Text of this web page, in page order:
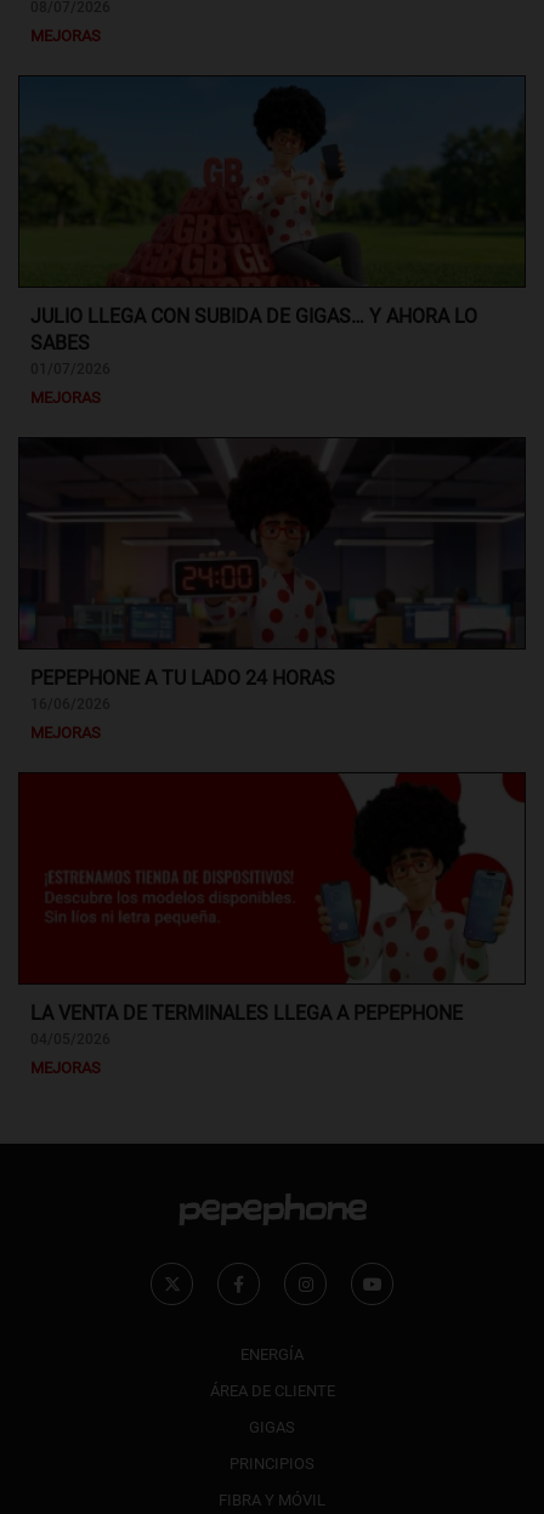
MEJORAS
JULIO LLEGA CON SUBIDA DE GIGAS… Y AHORA LO
SABES
MEJORAS
PEPEPHONE A TU LADO 24 HORAS
MEJORAS
LA VENTA DE TERMINALES LLEGA A PEPEPHONE
MEJORAS
ENERGÍA
ÁREA DE CLIENTE
GIGAS
PRINCIPIOS
FIBRA Y MÓVIL